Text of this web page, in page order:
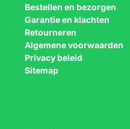
Bestellen en bezorgen
Garantie en klachten
Retourneren
Algemene voorwaarden
Privacy beleid
Sitemap